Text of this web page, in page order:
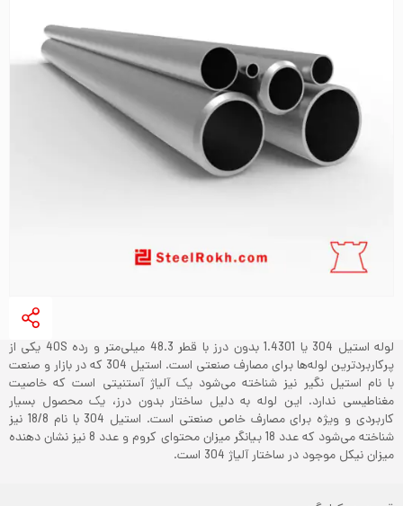
لوله استیل 304 یا 1.4301 بدون درز با قطر 48.3 میلی‌متر و رده 40S یکی از
پرکاربردترین لوله‌ها برای مصارف صنعتی است. استیل 304 که در بازار و صنعت
با نام استیل نگیر نیز شناخته می‌شود یک آلیاژ آستنیتی است که خاصیت
مغناطیسی ندارد. این لوله به دلیل ساختار بدون درز، یک محصول بسیار
کاربردی و ویژه برای مصارف خاص صنعتی است. استیل 304 با نام 18/8 نیز
شناخته می‌شود که عدد 18 بیانگر میزان محتوای کروم و عدد 8 نیز نشان دهنده
میزان نیکل موجود در ساختار آلیاژ 304 است.